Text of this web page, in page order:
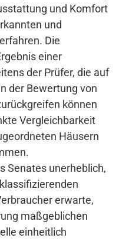
und Komfort
und
Die
einer
der Prüfer, die auf
der Bewertung von
können
Vergleichbarkeit
Häusern
Senates unerheblich,
erwarte,
maßgeblichen
einheitlich